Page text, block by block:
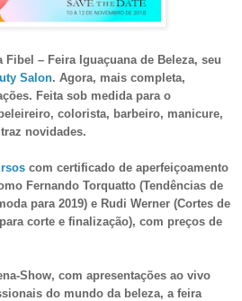
Fibel – Feira Iguaçuana de Beleza, seu
Salon. Agora, mais completa,
Feita sob medida para o
colorista, barbeiro, manicure,
novidades.
com certificado de aperfeiçoamento
Fernando Torquatto (Tendências de
para 2019) e Rudi Werner (Cortes de
corte e finalização), com preços de
Show, com apresentações ao vivo
do mundo da beleza, a feira